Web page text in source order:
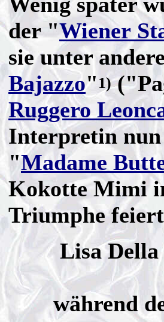
der "Wiener
sie unter
Bajazzo" 1)
Ruggero
Interpretin
"Madame
Kokotte Mimi
Triumphe
Lisa Della
während